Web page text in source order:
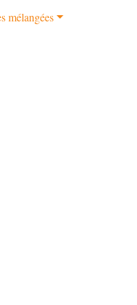
mélangées